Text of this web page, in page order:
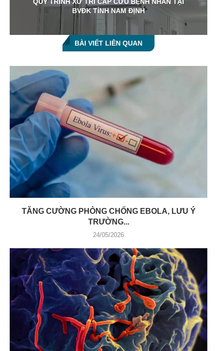
BVĐK TỈNH NAM ĐỊNH
BÀI VIẾT LIÊN QUAN
TĂNG CƯỜNG PHÒNG CHỐNG EBOLA, LƯU Ý
TRƯỜNG...
24/05/2026